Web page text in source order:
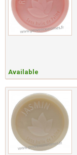
Available